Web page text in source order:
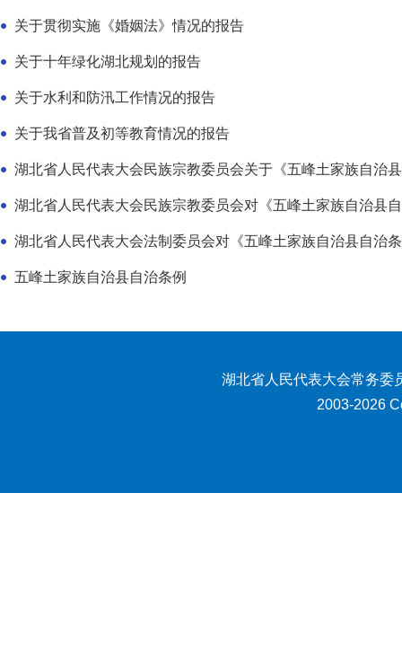
关于贯彻实施《婚姻法》情况的报告
关于十年绿化湖北规划的报告
关于水利和防汛工作情况的报告
关于我省普及初等教育情况的报告
湖北省人民代表大会民族宗教委员会关于《五峰土家族自治
湖北省人民代表大会民族宗教委员会对《五峰土家族自治县
湖北省人民代表大会法制委员会对《五峰土家族自治县自治
五峰土家族自治县自治条例
湖北省人民代表大会常务委
2003-2026